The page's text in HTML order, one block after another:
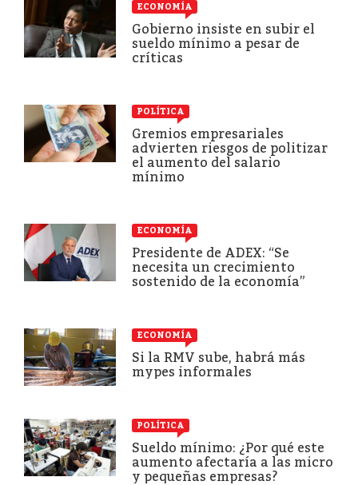
ECONOMÍA
Gobierno insiste en subir el
sueldo mínimo a pesar de
críticas
POLÍTICA
Gremios empresariales
advierten riesgos de politizar
el aumento del salario
mínimo
ECONOMÍA
Presidente de ADEX: “Se
necesita un crecimiento
sostenido de la economía”
ECONOMÍA
Si la RMV sube, habrá más
mypes informales
POLÍTICA
Sueldo mínimo: ¿Por qué este
aumento afectaría a las micro
y pequeñas empresas?